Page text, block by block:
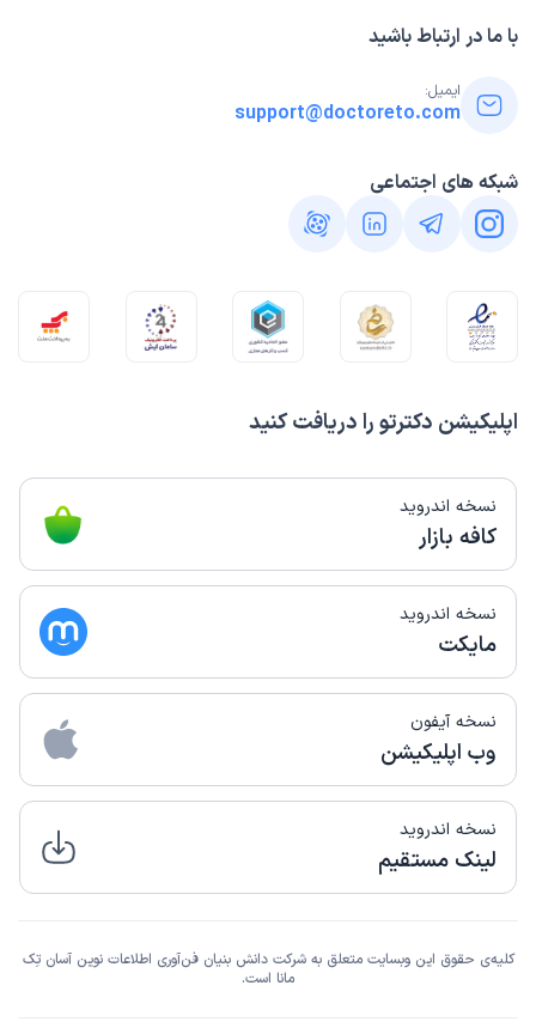
اپلیکیشن دکترتو را دریافت کنید
نسخه اندروید
کافه بازار
نسخه اندروید
مایکت
نسخه آیفون
وب اپلیکیشن
نسخه اندروید
لینک مستقیم
با ما در ارتباط باشید
ایمیل:
support@doctoreto.com
شبکه های اجتماعی
کلیه‌ی حقوق این وبسایت متعلق به شرکت دانش بنیان فن‌آوری اطلاعات نوین آسان تِک
مانا است.